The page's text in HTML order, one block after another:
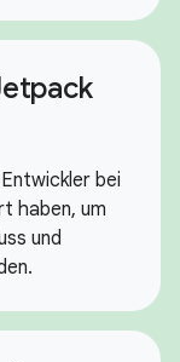
bei
haben, um
und